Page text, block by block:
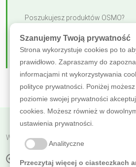
Poszukujesz produktów OSMO?
ZOBACZ OFERTĘ
Wróć do poprzedniej
BEZBARWNA OCHRONA
Szanujemy Twoją prywatność
Strona wykorzystuje cookies po to
prawidłowo. Zapraszamy do
informacjami nt wykorzystywania
polityce prywatności. Poniżej
poziomie swojej prywatności
cookies. Możesz również w
ustawienia prywatności.
Analityczne
Przeczytaj więcej o ciasteczkach